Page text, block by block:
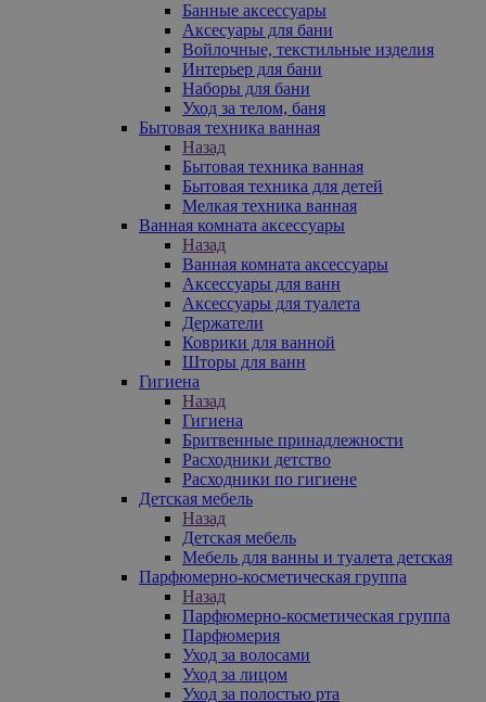
Банные аксессуары
Аксесуары для бани
Войлочные, текстильные изделия
Интерьер для бани
Наборы для бани
Уход за телом, баня
Бытовая техника ванная
Назад
Бытовая техника ванная
Бытовая техника для детей
Мелкая техника ванная
Ванная комната аксессуары
Назад
Ванная комната аксессуары
Аксессуары для ванн
Аксессуары для туалета
Держатели
Коврики для ванной
Шторы для ванн
Гигиена
Назад
Гигиена
Бритвенные принадлежности
Расходники детство
Расходники по гигиене
Детская мебель
Назад
Детская мебель
Мебель для ванны и туалета детская
Парфюмерно-косметическая группа
Назад
Парфюмерно-косметическая группа
Парфюмерия
Уход за волосами
Уход за лицом
Уход за полостью рта